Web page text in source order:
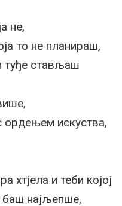
не,
то не планираш,
туђе стављаш
искуства,
хтјела и теби којој
најљепше,